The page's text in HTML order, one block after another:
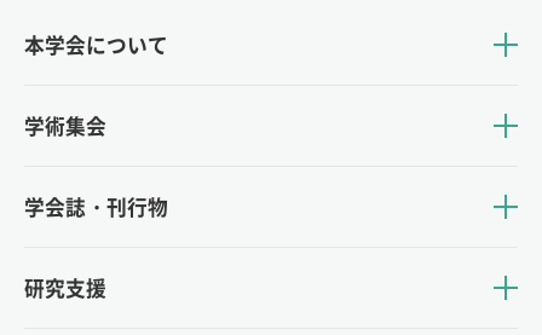
本学会について
学術集会
学会誌・刊行物
研究支援